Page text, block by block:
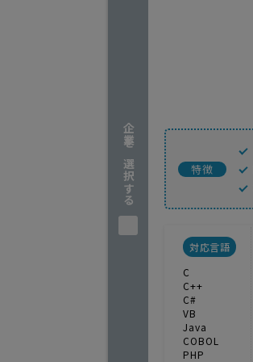
企業を選択する 特徴
対応言語
C
C++
C#
VB
Java
COBOL
PHP